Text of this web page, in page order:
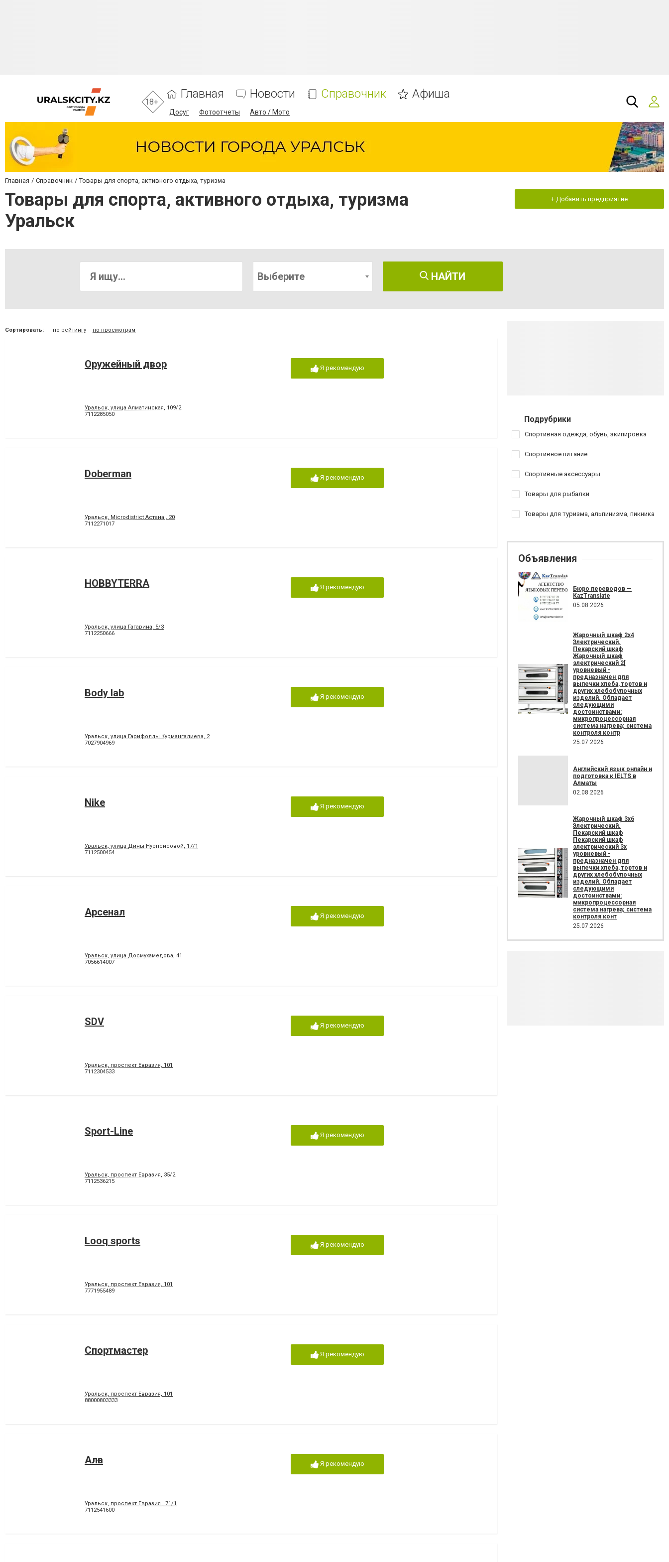
18+
Главная Новости Справочник Афиша
Досуг Фотоотчеты Авто / Мото
Главная Справочник Товары для спорта, активного отдыха, туризма
Товары для спорта, активного отдыха, туризма
Уральск
+ Добавить предприятие
Выберите НАЙТИ
Сортировать: по рейтингу по просмотрам
Оружейный двор
Уральск, улица Алматинская, 109/2
7112285050
Я рекомендую
Doberman
Уральск, Microdistrict Астана , 20
7112271017
Я рекомендую
HOBBYTERRA
Уральск, улица Гагарина, 5/3
7112250666
Я рекомендую
Body lab
Уральск, улица Гарифоллы Курмангалиева, 2
7027904969
Я рекомендую
Nike
Уральск, улица Дины Нурпеисовой, 17/1
7112500454
Я рекомендую
Арсенал
Уральск, улица Досмухамедова, 41
7056614007
Я рекомендую
SDV
Уральск, проспект Евразия, 101
7112304533
Я рекомендую
Sport-Line
Уральск, проспект Евразия, 35/2
7112536215
Я рекомендую
Looq sports
Уральск, проспект Евразия, 101
7771955489
Я рекомендую
Спортмастер
Уральск, проспект Евразия, 101
88000803333
Я рекомендую
Алға
Уральск, проспект Евразия , 71/1
7112541600
Я рекомендую
Подрубрики
Спортивная одежда, обувь, экипировка
Спортивное питание
Спортивные аксессуары
Товары для рыбалки
Товары для туризма, альпинизма, пикника
Объявления
Бюро переводов —
KazTranslate
05.08.2026
Жарочный шкаф 2х4
Электрический.
Пекарский шкаф
Жарочный шкаф
электрический 2[
уровневый -
предназначен для
выпечки хлеба, тортов и
других хлебобулочных
изделий. Обладает
следующими
достоинствами:
микропроцессорная
система нагрева; система
контроля контр
25.07.2026
Английский язык онлайн и
подготовка к IELTS в
Алматы
02.08.2026
Жарочный шкаф 3х6
Электрический.
Пекарский шкаф
Пекарский шкаф
электрический 3х
уровневый -
предназначен для
выпечки хлеба, тортов и
других хлебобулочных
изделий. Обладает
следующими
достоинствами:
микропроцессорная
система нагрева; система
контроля конт
25.07.2026